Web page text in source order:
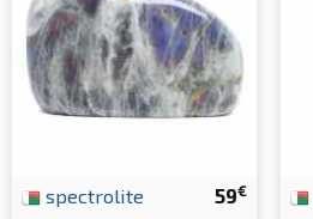
59€
spectrolite